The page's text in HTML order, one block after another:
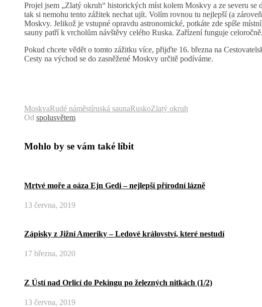
Projel jsem „Zlatý okruh“ historických míst kolem Moskvy a ze severu
tak si nemohu tento zážitek nechat ujít. Volím rovnou tu nejlepší (a
Moskvy. Jelikož je vstupné opravdu astronomické, potkáte zde spíše
sauny patří k vrcholům návštěvy celého Ruska. Zařízení funguje
Pokud chcete vědět o tomto zážitku více, přijďte 16. března na
Cesty na východ se do zasněžené Moskvy určitě podíváme.
MoskvaRudé náměstíruská saunaRuskoZlatý okruh
Od spolusvětem
Mohlo by se vám také líbit
Mrtvé moře a oáza Ejn Gedi – nejlepší přírodní lázně
13 června, 2019
Zápisky z Jižní Ameriky – Ledové království, které nestudí
17 března, 2020
Z Ústí nad Orlicí do Pekingu po železných nitkách (1/2)
13 června, 2019